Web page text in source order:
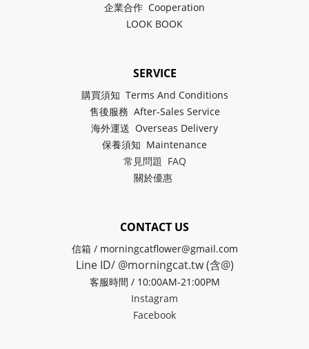
企業合作 Cooperation
LOOK BOOK
SERVICE
購買須知 Terms And Conditions
售後服務 After-Sales Service
海外運送 Overseas Delivery
保養須知 Maintenance
常見問題 FAQ
關於優惠
CONTACT US
信箱 / morningcatflower@gmail.com
Line ID/ @morningcat.tw (含@)
客服時間 / 10:00AM-21:00PM
Instagram
Facebook